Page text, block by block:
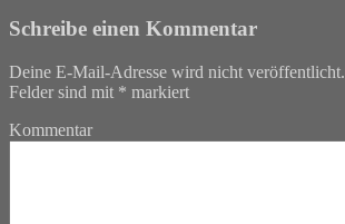
Schreibe einen Kommentar
Deine E-Mail-Adresse wird nicht veröffentlicht.
Felder sind mit * markiert
Kommentar